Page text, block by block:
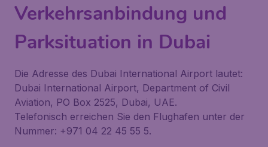
Verkehrsanbindung und
Parksituation in Dubai
Die Adresse des Dubai International Airport lautet:
Dubai International Airport, Department of Civil
Aviation, PO Box 2525, Dubai, UAE.
Telefonisch erreichen Sie den Flughafen unter der
Nummer: +971 04 22 45 55 5.